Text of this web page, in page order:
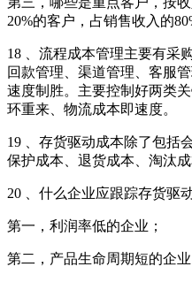
20%的客户，占销售收入的
18 、流程成本管理主要有采
回款管理、渠道管理、客服
速度制胜。主要控制好两类
环重来、物流成本即速度。
19 、存货驱动成本除了包括
保护成本、退货成本、淘汰成
20 、什么企业应跟踪存货驱
第一，利润率低的企业；
第二，产品生命周期短的企业